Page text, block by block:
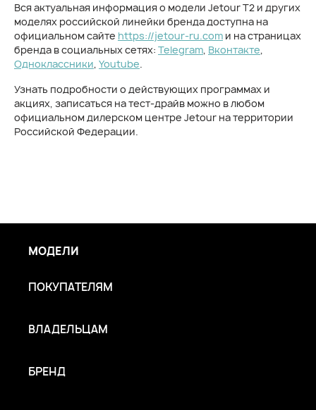
Вся актуальная информация о модели Jetour T2 и других
моделях российской линейки бренда доступна на
официальном сайте https://jetour-ru.com и на страницах
бренда в социальных сетях: Telegram, Вконтакте,
Одноклассники, Youtube.
Узнать подробности о действующих программах и
акциях, записаться на тест-драйв можно в любом
официальном дилерском центре Jetour на территории
Российской Федерации.
МОДЕЛИ
ПОКУПАТЕЛЯМ
ВЛАДЕЛЬЦАМ
БРЕНД